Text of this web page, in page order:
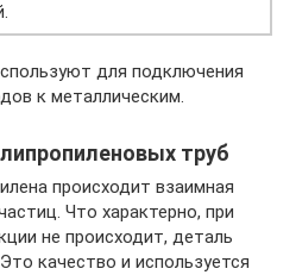
для подключения
к металлическим.
труб
происходит взаимная
Что характерно, при
не происходит, деталь
качество и используется